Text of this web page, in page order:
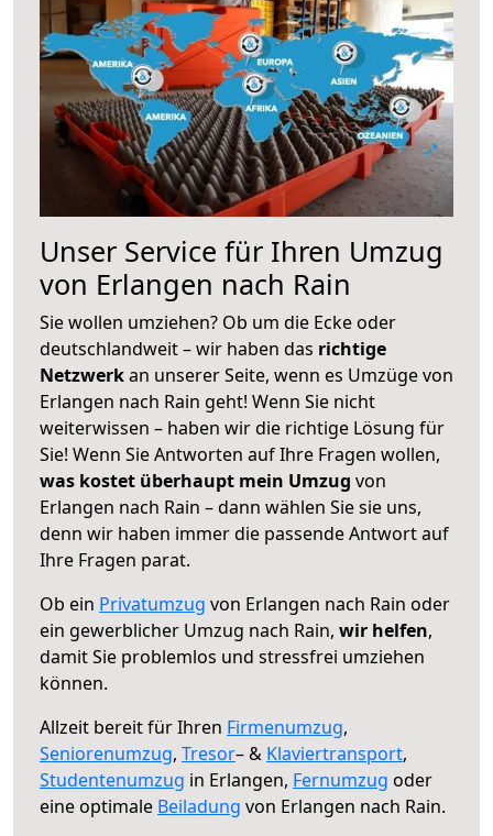
Unser Service für Ihren Umzug
von Erlangen nach Rain
Sie wollen umziehen? Ob um die Ecke oder
deutschlandweit – wir haben das richtige
Netzwerkan unserer Seite, wenn es Umzüge von
Erlangen nach Rain geht! Wenn Sie nicht
weiterwissen – haben wir die richtige Lösung für
Sie! Wenn Sie Antworten auf Ihre Fragen wollen,
was kostet überhaupt mein Umzug von
Erlangen nach Rain – dann wählen Sie sie uns,
denn wir haben immer die passende Antwort auf
Ihre Fragen parat.
Ob ein Privatumzug von Erlangen nach Rain oder
ein gewerblicher Umzug nach Rain, wir helfen,
damit Sie problemlos und stressfrei umziehen
können.
Allzeit bereit für Ihren Firmenumzug,
Seniorenumzug, Tresor– & Klaviertransport,
Studentenumzug in Erlangen, Fernumzug oder
eine optimale Beiladung von Erlangen nach Rain.